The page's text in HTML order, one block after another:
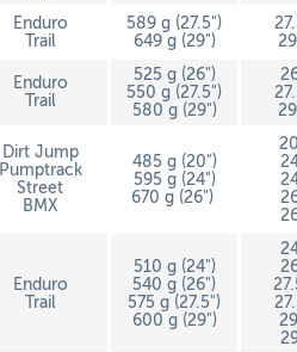
Enduro
Trail
589 g (27.5")
649 g (29")
Enduro
Trail
525 g (26")
550 g (27.5")
580 g (29")
Dirt Jump
Pumptrack
Street
BMX
485 g (20")
595 g (24")
670 g (26")
Enduro
Trail
510 g (24")
540 g (26")
575 g (27.5")
600 g (29")